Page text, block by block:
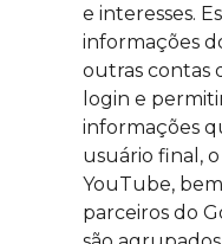
e interesses.
informações
outras contas
login e
informações
usuário final,
YouTube,
parceiros do